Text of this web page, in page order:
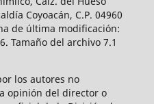
Coyoacán, C.P. 04960
de última modificación:
Tamaño del archivo 7.1
los autores no
opinión del director o